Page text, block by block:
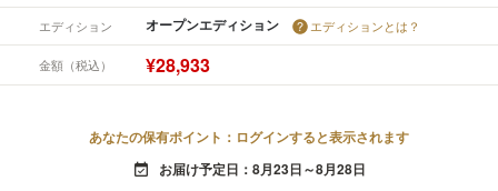
エディション オープンエディション エディションとは？
金額（税込） ¥28,933
あなたの保有ポイント：ログインすると表示されます
event_available お届け予定日：8月23日～8月28日